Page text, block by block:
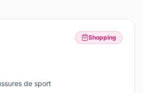
Shopping
de sport